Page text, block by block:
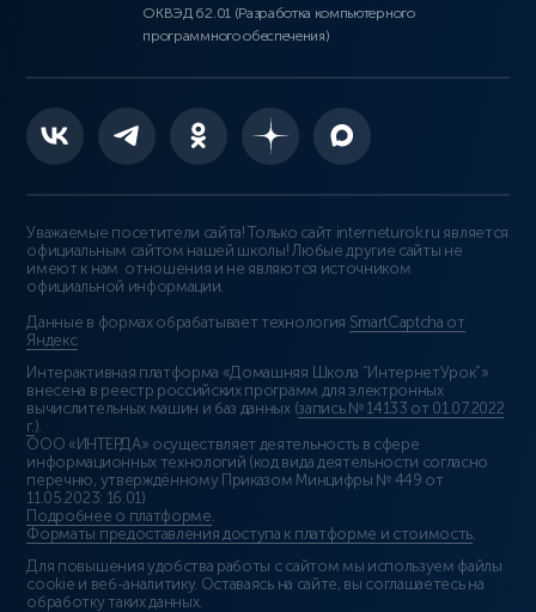
ОКВЭД 62.01 (Разработка компьютерного
программного обеспечения)
Уважаемые посетители сайта! Только сайт interneturok.ru является
официальным сайтом нашей школы! Любые другие сайты не
имеют к нам отношения и не являются источником
официальной информации.
Данные в формах обрабатывает технология SmartCaptcha от
Яндекс
Интерактивная платформа «Домашняя Школа “ИнтернетУрок”»
внесена в реестр российских программ для электронных
вычислительных машин и баз данных (запись № 14133 от 01.07.2022
г.).
ООО «ИНТЕРДА» осуществляет деятельность в сфере
информационных технологий (код вида деятельности согласно
перечню, утверждённому Приказом Минцифры № 449 от
11.05.2023: 16.01)
Подробнее о платформе.
Форматы предоставления доступа к платформе и стоимость.
Для повышения удобства работы с сайтом мы используем файлы
cookie и веб-аналитику. Оставаясь на сайте, вы соглашаетесь на
обработку таких данных.